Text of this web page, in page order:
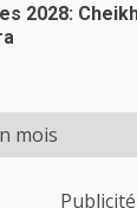
2028:
Publicité